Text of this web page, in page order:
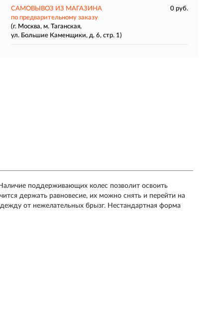
САМОВЫВОЗ ИЗ МАГАЗИНА
0 руб.
по предварительному заказу
(г. Москва, м. Таганская,
ул. Большие Каменщики, д. 6, стр. 1)
поддерживающих колес позволит освоить
держать равновесие, их можно снять и перейти на
от нежелательных брызг. Нестандартная форма